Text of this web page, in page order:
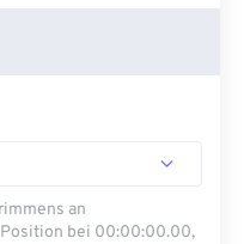
an
Position bei 00:00:00.00,